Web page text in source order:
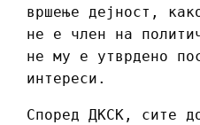
вршење дејност,
не е член на
не му е утврдено
интереси.
Според ДКСК, сите